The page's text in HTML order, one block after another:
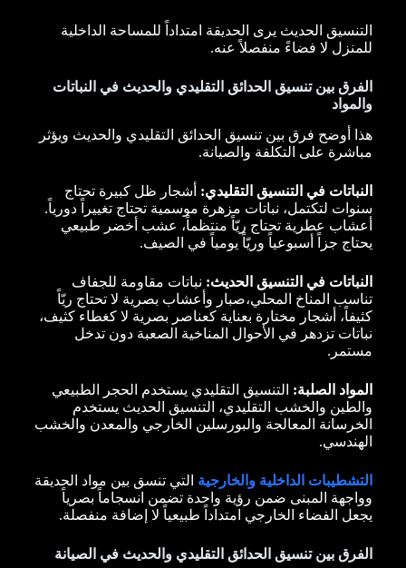
التنسيق الحديث يرى الحديقة امتداداً للمساحة الداخلية
للمنزل لا فضاءً منفصلاً عنه.
الفرق بين تنسيق الحدائق التقليدي والحديث في النباتات
والمواد
هذا أوضح فرق بين تنسيق الحدائق التقليدي والحديث ويؤثر
مباشرة على التكلفة والصيانة.
النباتات في التنسيق التقليدي: أشجار ظل كبيرة تحتاج
سنوات لتكتمل، نباتات مزهرة موسمية تحتاج تغييراً دورياً.
أعشاب عطرية تحتاج ريّاً منتظماً، عشب أخضر طبيعي
يحتاج جزاً أسبوعياً وريّاً يومياً في الصيف.
النباتات في التنسيق الحديث: نباتات مقاومة للجفاف
تناسب المناخ المحلي،صبار وأعشاب بصرية لا تحتاج ريّاً
كثيفاً، أشجار مختارة بعناية كعناصر بصرية لا كغطاء كثيف،
نباتات تزدهر في الأحوال المناخية الصعبة دون تدخل
مستمر.
المواد الصلبة: التنسيق التقليدي يستخدم الحجر الطبيعي
والطين والخشب التقليدي، التنسيق الحديث يستخدم
الخرسانة المعالجة والبورسلين الخارجي والمعدن والخشب
الهندسي.
التشطيبات الداخلية والخارجية التي تنسق بين مواد الحديقة
وواجهة المبنى ضمن رؤية واحدة تضمن انسجاماً بصرياً
يجعل الفضاء الخارجي امتداداً طبيعياً لا إضافة منفصلة.
الفرق بين تنسيق الحدائق التقليدي والحديث في الصيانة